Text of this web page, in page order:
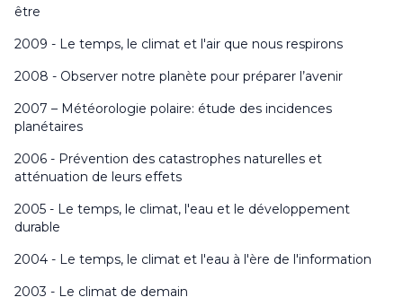
être
2009 - Le temps, le climat et l'air que nous respirons
2008 - Observer notre planète pour préparer l’avenir
2007 – Météorologie polaire: étude des incidences
planétaires
2006 - Prévention des catastrophes naturelles et
atténuation de leurs effets
2005 - Le temps, le climat, l'eau et le développement
durable
2004 - Le temps, le climat et l'eau à l'ère de l'information
2003 - Le climat de demain